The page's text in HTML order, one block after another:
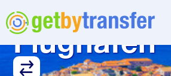
Belgrad
Flughafen